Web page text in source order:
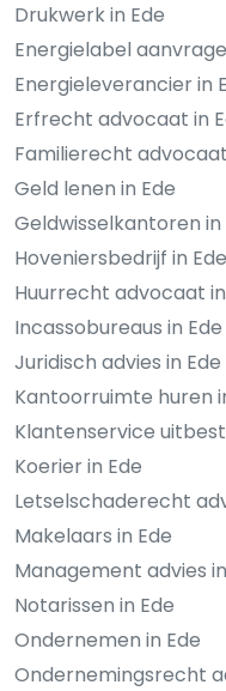
Drukwerk in Ede
Energielabel
Energieleverancier in
Erfrecht advocaat in
Familierecht
Geld lenen in Ede
Geldwisselkantoren in
Hoveniersbedrijf in Ede
Huurrecht advocaat
Incassobureaus in Ede
Juridisch advies in Ede
Kantoorruimte huren
Klantenservice
Koerier in Ede
Letselschaderecht
Makelaars in Ede
Management advies
Notarissen in Ede
Ondernemen in Ede
Ondernemingsrecht